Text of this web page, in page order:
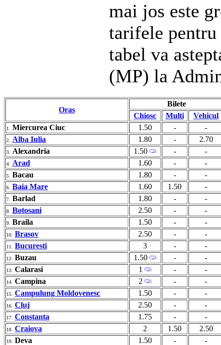
mai jos este
tarifele pentru
tabel va
(MP) la
Oras
Bilete
Chiosc
Multi Vehicul
1. Miercurea Ciuc 1.50 - -
2. Alba Iulia 1.80 - 2.70
3. Alexandria 1.50 (*1) - -
4. Arad 1.60 - -
5. Bacau 1.80 - -
6. Baia Mare 1.60 1.50 -
7. Barlad 1.80 - -
8. Botosani 2.50 - -
9. Braila 1.50 - -
10. Brasov 2.50 - -
11. Bucuresti 3 - -
12. Buzau 1.50 (*1) - -
13. Calarasi 1 (*1) - -
14. Campina 2 (*1) - -
15. Campulung Moldovenesc 1.50 - -
16. Cluj 2.50 - -
17. Constanta 1.75 - -
18. Craiova 2 1.50 2.50
19. Deva 1.50 - -